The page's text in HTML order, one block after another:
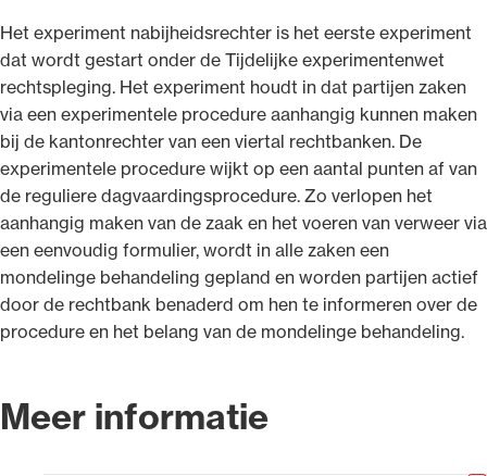
Het experiment nabijheidsrechter is het eerste experiment
dat wordt gestart onder de Tijdelijke experimentenwet
rechtspleging. Het experiment houdt in dat partijen zaken
via een experimentele procedure aanhangig kunnen maken
bij de kantonrechter van een viertal rechtbanken. De
experimentele procedure wijkt op een aantal punten af van
de reguliere dagvaardingsprocedure. Zo verlopen het
aanhangig maken van de zaak en het voeren van verweer via
een eenvoudig formulier, wordt in alle zaken een
mondelinge behandeling gepland en worden partijen actief
door de rechtbank benaderd om hen te informeren over de
procedure en het belang van de mondelinge behandeling.
Meer informatie